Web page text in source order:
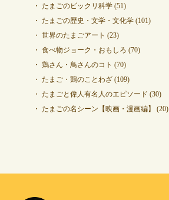
たまごのビックリ科学(51)
たまごの歴史・文学・文化学(101)
世界のたまごアート (23)
食べ物ジョーク・おもしろ (70)
鶏さん・鳥さんのコト (70)
たまご・鶏のことわざ(109)
たまごと偉人有名人のエピソード (30)
たまごの名シーン【映画・漫画編】
(20)